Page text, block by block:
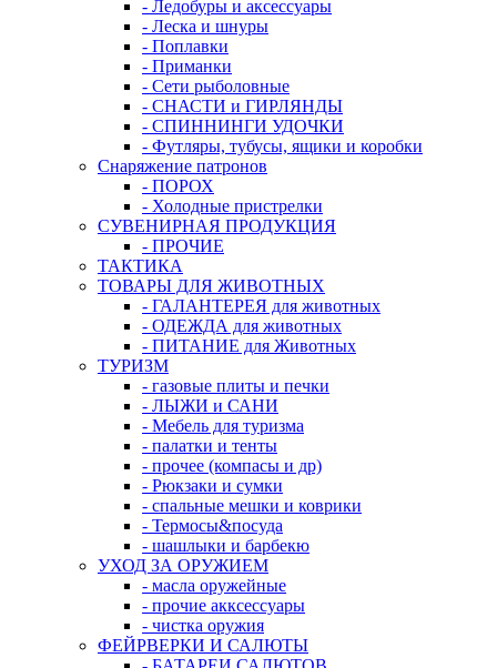
- Ледобуры и аксессуары
- Леска и шнуры
- Поплавки
- Приманки
- Сети рыболовные
- СНАСТИ и ГИРЛЯНДЫ
- СПИННИНГИ УДОЧКИ
- Футляры, тубусы, ящики и коробки
Снаряжение патронов
- ПОРОХ
- Холодные пристрелки
СУВЕНИРНАЯ ПРОДУКЦИЯ
- ПРОЧИЕ
ТАКТИКА
ТОВАРЫ ДЛЯ ЖИВОТНЫХ
- ГАЛАНТЕРЕЯ для животных
- ОДЕЖДА для животных
- ПИТАНИЕ для Животных
ТУРИЗМ
- газовые плиты и печки
- ЛЫЖИ и САНИ
- Мебель для туризма
- палатки и тенты
- прочее (компасы и др)
- Рюкзаки и сумки
- спальные мешки и коврики
- Термосы&посуда
- шашлыки и барбекю
УХОД ЗА ОРУЖИЕМ
- масла оружейные
- прочие акксессуары
- чистка оружия
ФЕЙРВЕРКИ И САЛЮТЫ